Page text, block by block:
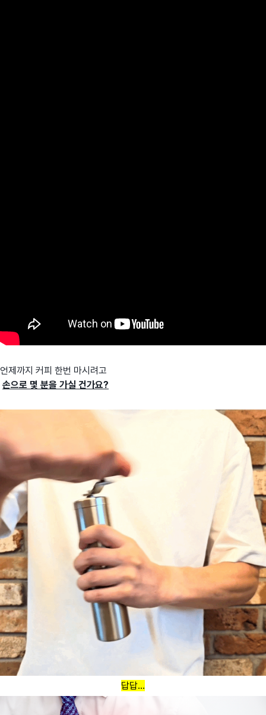
언제까지 커피 한번 마시려고
손으로 몇 분을 가실 건가요?
답답...